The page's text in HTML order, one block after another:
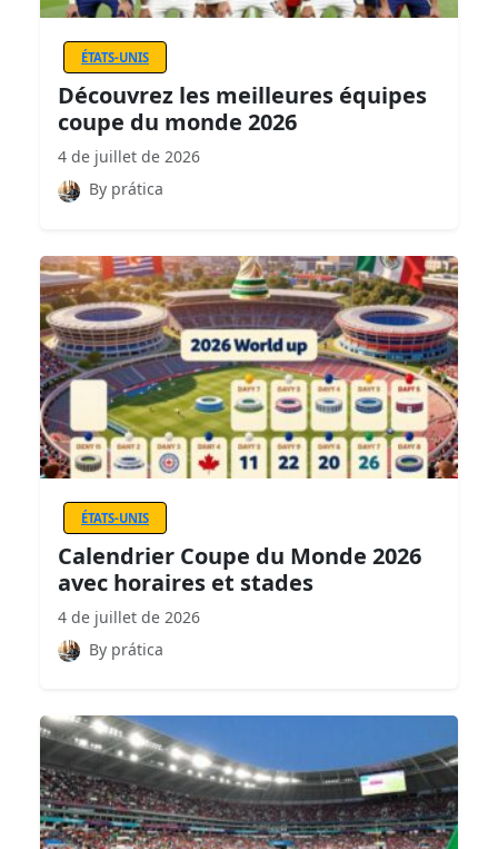
ÉTATS-UNIS
Découvrez les meilleures équipes
coupe du monde 2026
4 de juillet de 2026
By prática
ÉTATS-UNIS
Calendrier Coupe du Monde 2026
avec horaires et stades
4 de juillet de 2026
By prática